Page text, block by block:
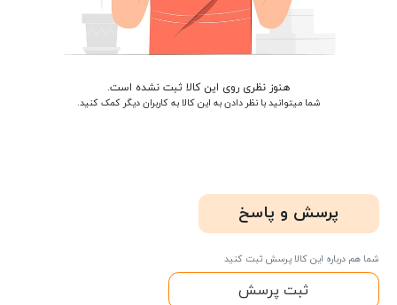
هنوز نظری روی این کالا ثبت نشده است.
شما میتوانید با نظر دادن به این کالا به کاربران دیگر کمک کنید.
پرسش و پاسخ
شما هم درباره این کالا پرسش ثبت کنید
ثبت پرسش